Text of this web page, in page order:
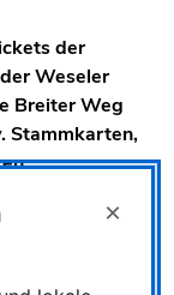
der
Weseler
Breiter Weg
Stammkarten,
×